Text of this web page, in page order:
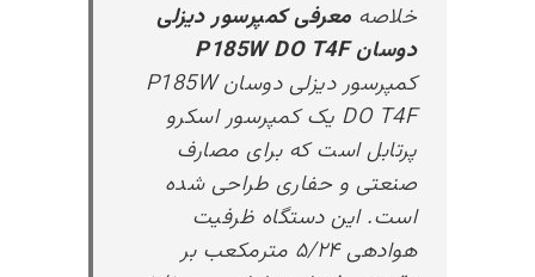
خلاصه معرفی کمپرسور دیزلی
دوسان P185W DO T4F
کمپرسور دیزلی دوسان P185W
DO T4F یک کمپرسور اسکرو
پرتابل است که برای مصارف
صنعتی و حفاری طراحی شده
است. این دستگاه ظرفیت
هوادهی ۵/۲۴ مترمکعب بر